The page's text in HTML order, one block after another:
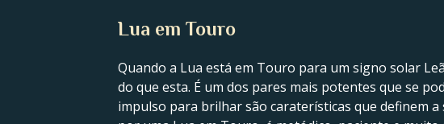
Lua em Touro
Quando a Lua está em Touro para um signo solar
do que esta. É um dos pares mais potentes que se
impulso para brilhar são caraterísticas que definem